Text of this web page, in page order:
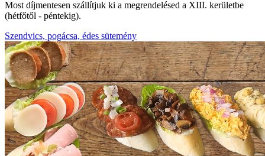
Most díjmentesen szállítjuk ki a megrendelésed a XIII. kerületbe
(hétfőtől - péntekig).
Szendvics, pogácsa, édes sütemény